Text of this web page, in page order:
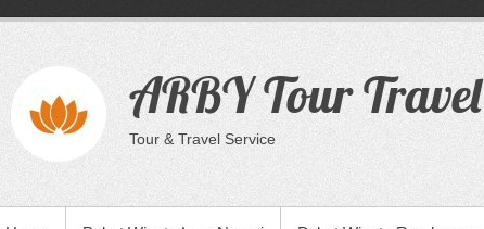
ARBY Tour Travel
Tour & Travel Service